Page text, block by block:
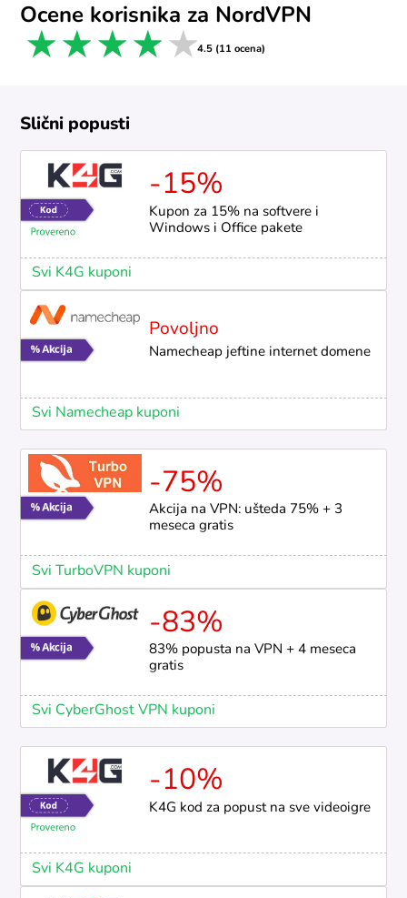
Ocene korisnika za NordVPN
5 stars
4 stars
3 stars
2 stars
1 star 4.5 (11 ocena)
Slični popusti
-15%
Kupon za 15% na softvere i
Windows i Office pakete
Svi K4G kuponi
Povoljno
Namecheap jeftine internet domene
Svi Namecheap kuponi
-75%
Akcija na VPN: ušteda 75% + 3
meseca gratis
Svi TurboVPN kuponi
-83%
83% popusta na VPN + 4 meseca
gratis
Svi CyberGhost VPN kuponi
-10%
K4G kod za popust na sve videoigre
Svi K4G kuponi